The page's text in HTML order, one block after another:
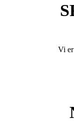
Vi er